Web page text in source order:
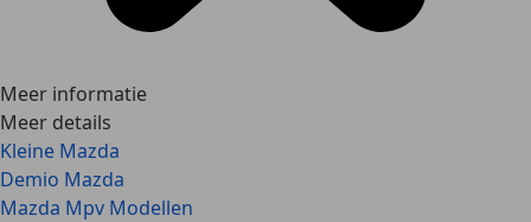
Meer informatie
Meer details
Kleine Mazda
Demio Mazda
Mazda Mpv Modellen